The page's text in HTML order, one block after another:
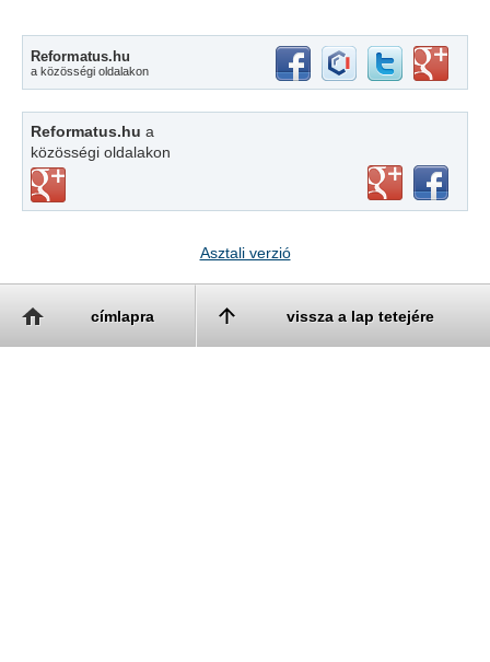
Reformatus.hu
a közösségi oldalakon
Reformatus.hu a
közösségi oldalakon
Asztali verzió
címlapra vissza a lap tetejére